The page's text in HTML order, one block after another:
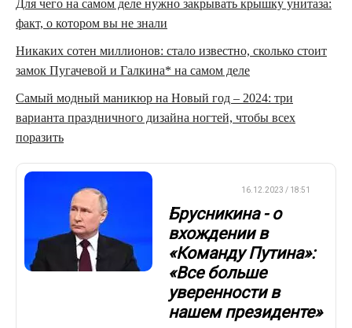
Для чего на самом деле нужно закрывать крышку унитаза:
факт, о котором вы не знали
Никаких сотен миллионов: стало известно, сколько стоит
замок Пугачевой и Галкина* на самом деле
Самый модный маникюр на Новый год – 2024: три
варианта праздничного дизайна ногтей, чтобы всех
поразить
16.12.2023 / 18:51
Брусникина - о
вхождении в
«Команду Путина»:
«Все больше
уверенности в
нашем президенте»